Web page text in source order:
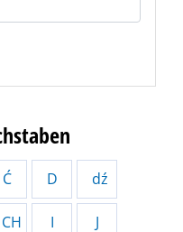
Ć D dź
CH I J